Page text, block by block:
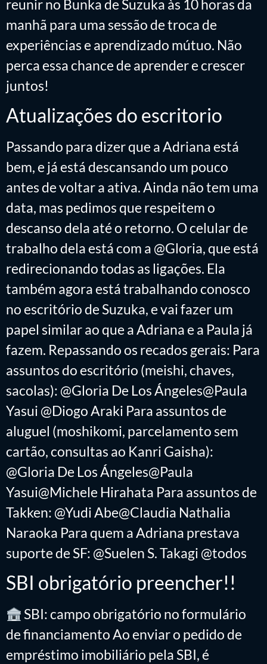
reunir no Bunka de Suzuka às 10 horas da
manhã para uma sessão de troca de
experiências e aprendizado mútuo. Não
perca essa chance de aprender e crescer
juntos!
Atualizações do escritorio
Passando para dizer que a Adriana está
bem, e já está descansando um pouco
antes de voltar a ativa. Ainda não tem uma
data, mas pedimos que respeitem o
descanso dela até o retorno. O celular de
trabalho dela está com a @Gloria, que está
redirecionando todas as ligações. Ela
também agora está trabalhando conosco
no escritório de Suzuka, e vai fazer um
papel similar ao que a Adriana e a Paula já
fazem. Repassando os recados gerais: Para
assuntos do escritório (meishi, chaves,
sacolas): @Gloria De Los Ángeles@Paula
Yasui @Diogo Araki Para assuntos de
aluguel (moshikomi, parcelamento sem
cartão, consultas ao Kanri Gaisha):
@Gloria De Los Ángeles@Paula
Yasui@Michele Hirahata Para assuntos de
Takken: @Yudi Abe@Claudia Nathalia
Naraoka Para quem a Adriana prestava
suporte de SF: @Suelen S. Takagi @todos
SBI obrigatório preencher!!
SBI: campo obrigatório no formulário
de financiamento Ao enviar o pedido de
empréstimo imobiliário pela SBI, é